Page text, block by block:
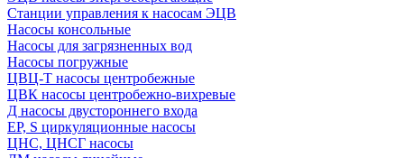
Станции управления к насосам ЭЦВ
Насосы консольные
Насосы для загрязненных вод
Насосы погружные
ЦВЦ-Т насосы центробежные
ЦВК насосы центробежно-вихревые
Д насосы двустороннего входа
EP, S циркуляционные насосы
ЦНС, ЦНСГ насосы